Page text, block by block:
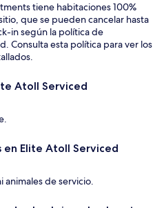
tiene habitaciones 100%
que se pueden cancelar hasta
in según la política de
Consulta esta política para ver los
Atoll Serviced
en Elite Atoll Serviced
animales de servicio.